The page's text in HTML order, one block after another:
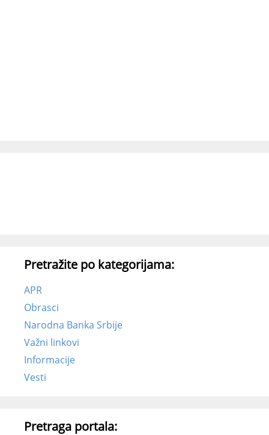
Pretražite po kategorijama:
APR
Obrasci
Narodna Banka Srbije
Važni linkovi
Informacije
Vesti
Pretraga portala: